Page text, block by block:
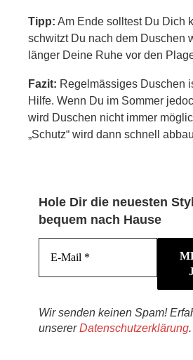
Tipp: Am Ende solltest Du Dich
schwitzt Du nach dem Duschen
länger Deine Ruhe vor den
Fazit: Regelmässiges Duschen
Hilfe. Wenn Du im Sommer
wird Duschen nicht immer
„Schutz“ wird dann schnell
Hole Dir die neuesten
bequem nach Hause
Wir senden keinen Spam!
unsererDatenschutzerklärung.